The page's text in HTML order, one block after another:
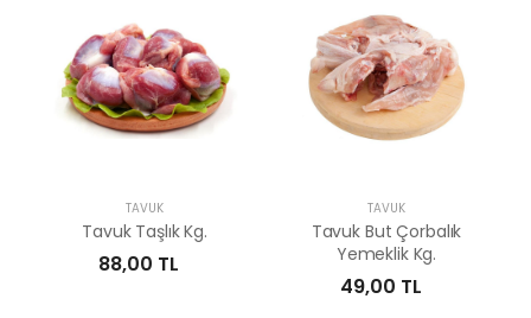
TAVUK
Tavuk Taşlık Kg.
88,00 TL
TAVUK
Tavuk But Çorbalık
Yemeklik Kg.
49,00 TL